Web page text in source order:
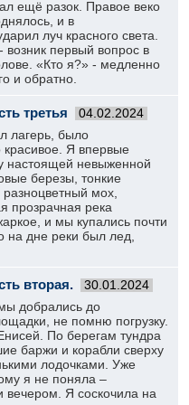
ещё разок. Правое веко
и в
луч красного света.
возник первый вопрос в
«Кто я?» - медленно
и обратно.
третья 04.02.2024
лагерь, было
красивое. Я впервые
настоящей невыженной
березы, тонкие
мох,
прозрачная река
и мы купались почти
на дне реки был лед,
вторая. 30.01.2024
добрались до
не помню погрузку.
По берегам тундра
баржи и корабли сверху
лодочками. Уже
я не поняла –
Я соскочила на